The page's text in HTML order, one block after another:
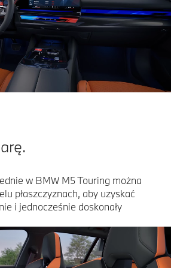
w BMW M5 Touring można
płaszczyznach, aby uzyskać
i jednocześnie doskonały